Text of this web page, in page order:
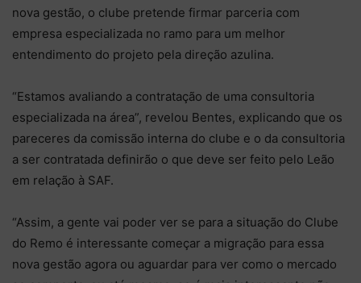
nova gestão, o clube pretende firmar parceria com
empresa especializada no ramo para um melhor
entendimento do projeto pela direção azulina.
“Estamos avaliando a contratação de uma consultoria
especializada na área”, revelou Bentes, explicando que os
pareceres da comissão interna do clube e o da consultoria
a ser contratada definirão o que deve ser feito pelo Leão
em relação à SAF.
“Assim, a gente vai poder ver se para a situação do Clube
do Remo é interessante começar a migração para essa
nova gestão agora ou aguardar para ver como o mercado